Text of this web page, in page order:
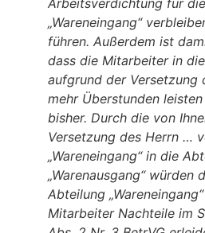
Arbeitsverdichtung für
„Wareneingang“
führen. Außerdem ist
dass die Mitarbeiter in
aufgrund der Versetzung
mehr Überstunden
bisher. Durch die von
Versetzung des Herrn …
„Wareneingang“ in die
„Warenausgang“ würden
Abteilung
Mitarbeiter Nachteile im